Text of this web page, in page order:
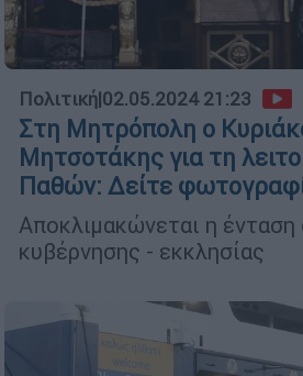
Πολιτική|02.05.2024 21:23
Στη Μητρόπολη ο
Μητσοτάκης για τη
Παθών: Δείτε
Αποκλιμακώνεται η ένταση
κυβέρνησης - εκκλησίας